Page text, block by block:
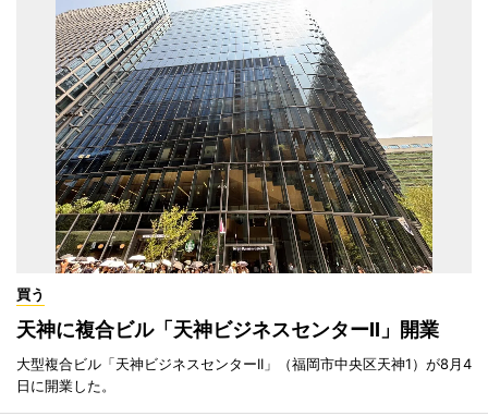
買う
天神に複合ビル「天神ビジネスセンターII」開業
大型複合ビル「天神ビジネスセンターII」（福岡市中央区天神1）が8月4
日に開業した。